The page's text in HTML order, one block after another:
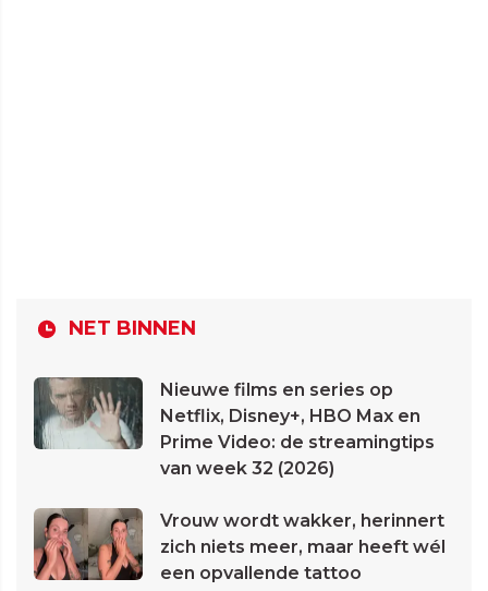
NET BINNEN
Nieuwe films en series op
Netflix, Disney+, HBO Max en
Prime Video: de streamingtips
van week 32 (2026)
Vrouw wordt wakker, herinnert
zich niets meer, maar heeft wél
een opvallende tattoo